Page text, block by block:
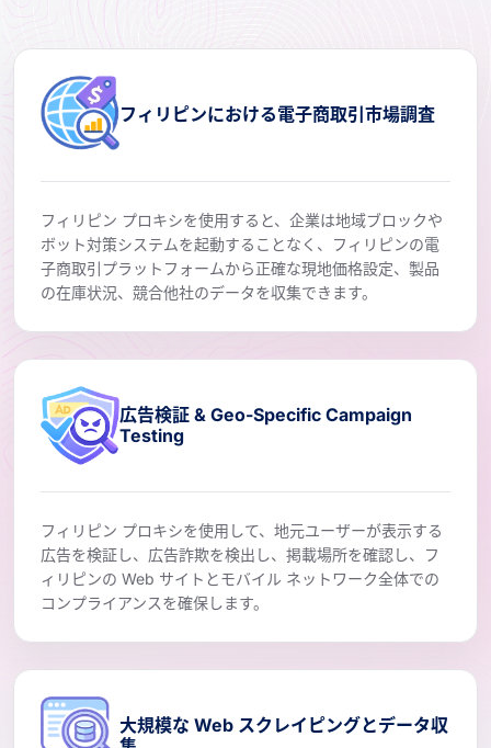
フィリピンにおける電子商取引市場調査
フィリピン プロキシを使用すると、企業は地域ブロックや
ボット対策システムを起動することなく、フィリピンの電
子商取引プラットフォームから正確な現地価格設定、製品
の在庫状況、競合他社のデータを収集できます。
広告検証 & Geo-Specific Campaign
Testing
フィリピン プロキシを使用して、地元ユーザーが表示する
広告を検証し、広告詐欺を検出し、掲載場所を確認し、フ
ィリピンの Web サイトとモバイル ネットワーク全体での
コンプライアンスを確保します。
大規模な Web スクレイピングとデータ収